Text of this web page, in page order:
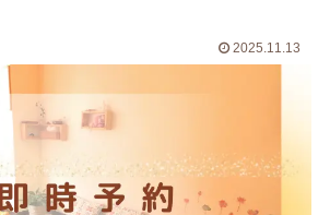
2025.11.13